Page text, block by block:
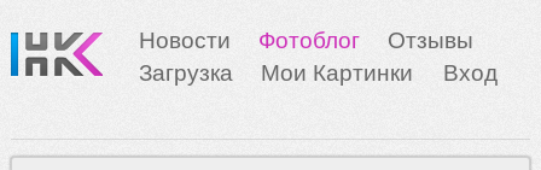
Новости Фотоблог
Отзывы
Загрузка
Мои Картинки Вход